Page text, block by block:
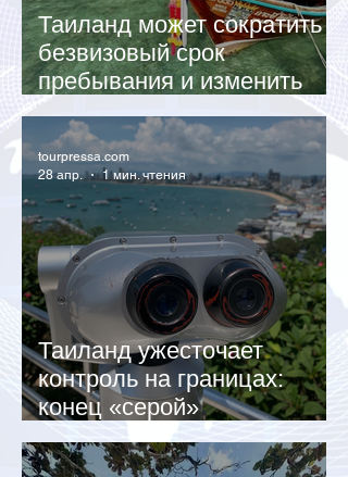
Таиланд может сократить
безвизовый срок
пребывания и изменить
туристическую политику
Таиланд ужесточает
контроль на границах:
конец «серой»
контрабанде
tourpressa.com
28 апр.
1 мин. чтения